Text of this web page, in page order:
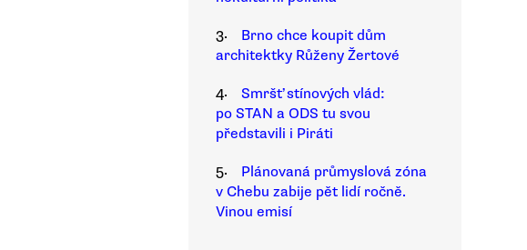
3.
Brno chce koupit dům
architektky Růženy Žertové
4.
Smršť stínových vlád:
po STAN a ODS tu svou
představili i Piráti
5.
Plánovaná průmyslová zóna
v Chebu zabije pět lidí ročně.
Vinou emisí